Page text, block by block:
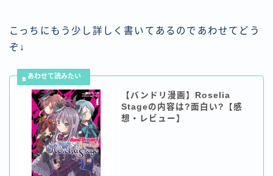
こっちにもう少し詳しく書いてあるのであわせてどう
ぞ↓
【バンドリ漫画】Roselia
Stageの内容は?面白い?【感
想・レビュー】